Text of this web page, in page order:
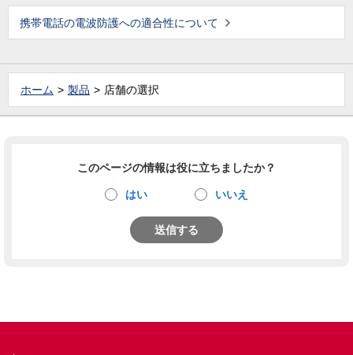
携帯電話の電波防護への適合性について
ホーム 製品 店舗の選択
このページの情報は役に立ちましたか？
はい いいえ
送信する